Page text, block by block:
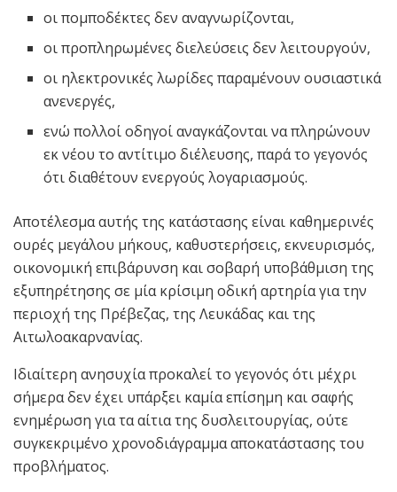
οι πομποδέκτες δεν αναγνωρίζονται,
οι προπληρωμένες διελεύσεις δεν λειτουργούν,
οι ηλεκτρονικές λωρίδες παραμένουν ουσιαστικά
ανενεργές,
ενώ πολλοί οδηγοί αναγκάζονται να πληρώνουν
εκ νέου το αντίτιμο διέλευσης, παρά το γεγονός
ότι διαθέτουν ενεργούς λογαριασμούς.
Αποτέλεσμα αυτής της κατάστασης είναι καθημερινές
ουρές μεγάλου μήκους, καθυστερήσεις, εκνευρισμός,
οικονομική επιβάρυνση και σοβαρή υποβάθμιση της
εξυπηρέτησης σε μία κρίσιμη οδική αρτηρία για την
περιοχή της Πρέβεζας, της Λευκάδας και της
Αιτωλοακαρνανίας.
Ιδιαίτερη ανησυχία προκαλεί το γεγονός ότι μέχρι
σήμερα δεν έχει υπάρξει καμία επίσημη και σαφής
ενημέρωση για τα αίτια της δυσλειτουργίας, ούτε
συγκεκριμένο χρονοδιάγραμμα αποκατάστασης του
προβλήματος.